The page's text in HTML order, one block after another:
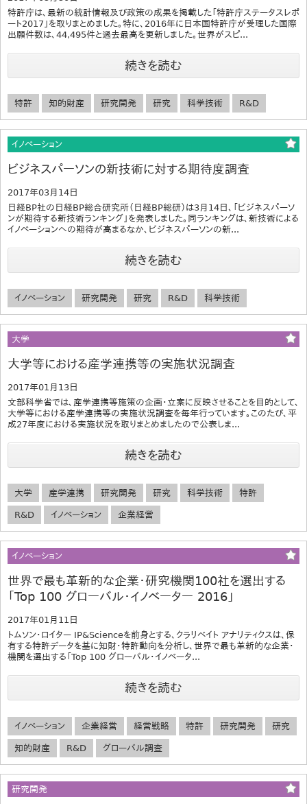
特許庁は、最新の統計情報及び政策の成果を掲載した「特許庁ステータスレポ
ート2017」を取りまとめました。特に、2016年に日本国特許庁が受理した国際
出願件数は、44,495件と過去最高を更新しました。世界がスピ...
続きを読む
特許 知的財産 研究開発 研究 科学技術 R&D
イノベーション
ビジネスパーソンの新技術に対する期待度調査
2017年03月14日
日経BP社の日経BP総合研究所（日経BP総研）は3月14日、「ビジネスパーソ
ンが期待する新技術ランキング」を発表しました。同ランキングは、新技術による
イノベーションへの期待が高まるなか、ビジネスパーソンの新...
続きを読む
イノベーション 研究開発 研究 R&D 科学技術
大学
大学等における産学連携等の実施状況調査
2017年01月13日
文部科学省では、産学連携等施策の企画・立案に反映させることを目的として、
大学等における産学連携等の実施状況調査を毎年行っています。このたび、平
成27年度における実施状況を取りまとめましたので公表しま...
続きを読む
大学 産学連携 研究開発 研究 科学技術 特許
R&D イノベーション 企業経営
イノベーション
世界で最も革新的な企業・研究機関100社を選出する
「Top 100 グローバル・イノベーター 2016」
2017年01月11日
トムソン・ロイター IP&Scienceを前身とする、クラリベイト アナリティクスは、保
有する特許データを基に知財・特許動向を分析し、世界で最も革新的な企業・
機関を選出する「Top 100 グローバル・イノベータ...
続きを読む
イノベーション 企業経営 経営戦略 特許 研究開発 研究
知的財産 R&D グローバル調査
研究開発